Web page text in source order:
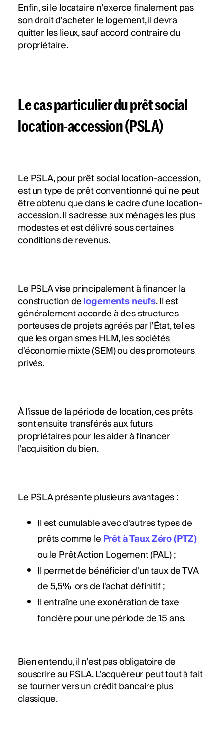
Enfin, si le locataire n'exerce finalement pas
son droit d'acheter le logement, il devra
quitter les lieux, sauf accord contraire du
propriétaire.
Le cas particulier du prêt social
location-accession (PSLA)
Le PSLA, pour prêt social location-accession,
est un type de prêt conventionné qui ne peut
être obtenu que dans le cadre d'une location-
accession. Il s'adresse aux ménages les plus
modestes et est délivré sous certaines
conditions de revenus.
Le PSLA vise principalement à financer la
construction delogements neufs. Il est
généralement accordé à des structures
porteuses de projets agréés par l'État, telles
que les organismes HLM, les sociétés
d'économie mixte (SEM) ou des promoteurs
privés.
À l'issue de la période de location, ces prêts
sont ensuite transférés aux futurs
propriétaires pour les aider à financer
l'acquisition du bien.
Le PSLA présente plusieurs avantages :
Il est cumulable avec d'autres types de
prêts comme lePrêt à Taux Zéro (PTZ)
ou le Prêt Action Logement (PAL) ;
Il permet de bénéficier d'un taux de TVA
de 5,5% lors de l'achat définitif ;
Il entraîne une exonération de taxe
foncière pour une période de 15 ans.
Bien entendu, il n'est pas obligatoire de
souscrire au PSLA. L'acquéreur peut tout à fait
se tourner vers un crédit bancaire plus
classique.